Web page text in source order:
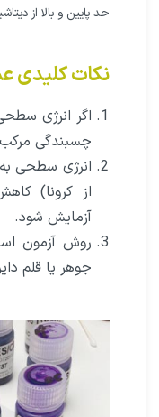
حد پایین و بالا از
نکات کلیدی
اگر انرژی
چسبندگی
از کرونا)
آزمایش شود.
روش آزمون
جوهر یا قلم